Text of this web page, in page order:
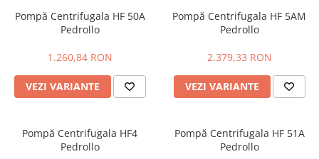
Teava si accesorii
Cadre WC/Bideu suspendat
Fose septice/Separatoare
Rezervoare WC
Accesorii rezervoare
Rame de montaj cu rezervor pentru
WC suspendat
Pompe CP Pedrollo
Pompe CP-ST Pedrollo
Pompe F Pedrollo
Pompe HF Pedrollo
Pompe NGA-PRO Pedrollo
Pompe PK Pedrollo
Pompe PQ Pedrollo
Pompă Centrifugala HF 50A
Pedrollo
1.260,84 RON
VEZI VARIANTE
Pompă Centrifugala HF 5AM
Pedrollo
2.379,33 RON
VEZI VARIANTE
Pompă Centrifugala HF4
Pedrollo
Pompă Centrifugala HF 51A
Pedrollo